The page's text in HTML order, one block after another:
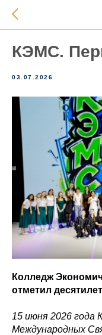
КЭМС.
03.07.2026
Колледж
отметил
15 июня 2026 года
Международных